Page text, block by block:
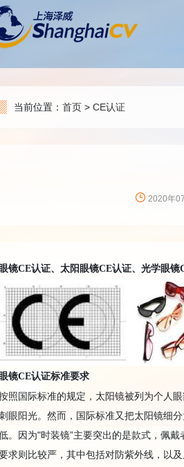
当前位置： 首页 > CE认证
2020年
眼镜CE认证、太阳眼镜CE认证、光学眼镜
眼镜CE认证标准要求
照国际标准的规定，太阳镜被列为个人
眼阳光。然而，国际标准又把太阳镜细
。因为"时装镜”主要突出的是款式，佩
求则比较严，其中包括对防紫外线，以及